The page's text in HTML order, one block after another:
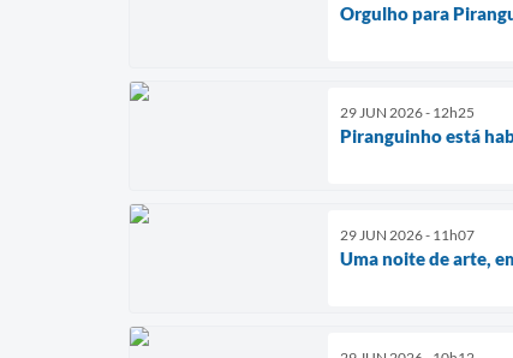
Orgulho para
29 JUN 2026 - 12h25
Piranguinho está
29 JUN 2026 - 11h07
Uma noite de arte,